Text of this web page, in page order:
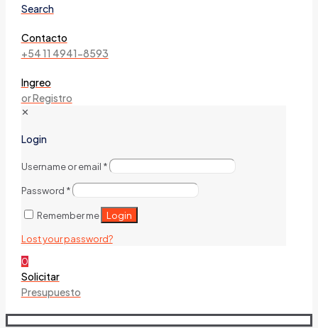
Search
Contacto
+54 11 4941-8593
Ingreo
or Registro
✕
Login
Username or email *
Password *
Remember me Login
Lost your password?
0
Solicitar
Presupuesto